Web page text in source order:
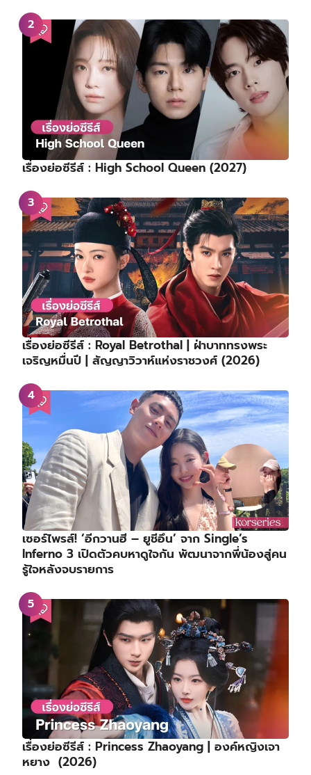
เรื่องย่อซีรีส์ : High School Queen (2027)
เรื่องย่อซีรีส์ : Royal Betrothal | ฝ่าบาททรงพระ
เจริญหมื่นปี | สัญญาวิวาห์แห่งราชวงศ์ (2026)
เซอร์ไพรส์! ‘อีกวานฮี – ยูชีอึน’ จาก Single’s
Inferno 3 เปิดตัวคบหาดูใจกัน พัฒนาจากพี่น้องสู่คน
รู้ใจหลังจบรายการ
เรื่องย่อซีรีส์ : Princess Zhaoyang | องค์หญิงเจา
หยาง (2026)